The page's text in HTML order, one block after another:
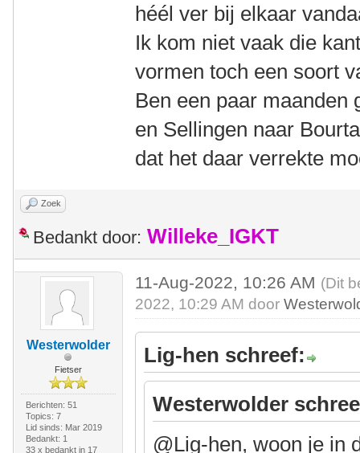
héél ver bij elkaar
Ik kom niet vaak die
vormen toch een soort
Ben een paar maanden
en Sellingen naar
dat het daar verrekte
Zoek
Bedankt door: Willeke_IGKT
Westerwolder
Fietser
Berichten: 51
Topics: 7
Lid sinds: Mar 2019
Bedankt: 1
33 x bedankt in 17
11-Aug-2022, 10:26 AM (Dit
2022, 10:29 AM door
Lig-hen schreef:
Westerwolder
@Lig-hen, woon je in